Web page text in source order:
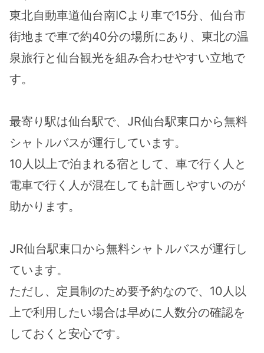
東北自動車道仙台南ICより車で15分、仙台市
街地まで車で約40分の場所にあり、東北の温
泉旅行と仙台観光を組み合わせやすい立地で
す。
最寄り駅は仙台駅で、JR仙台駅東口から無料
シャトルバスが運行しています。
10人以上で泊まれる宿として、車で行く人と
電車で行く人が混在しても計画しやすいのが
助かります。
JR仙台駅東口から無料シャトルバスが運行し
ています。
ただし、定員制のため要予約なので、10人以
上で利用したい場合は早めに人数分の確認を
しておくと安心です。